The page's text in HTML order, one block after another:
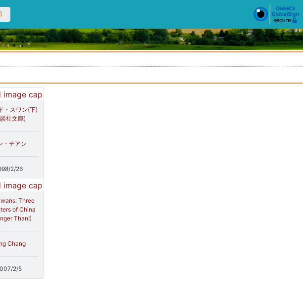
・スワン(下)
社文庫)
・チアン
2/26
Three
of China
Than!)
Chang
2/5